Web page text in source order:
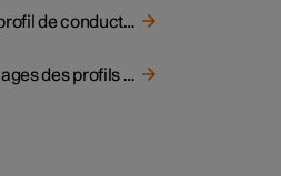
Sélectionner un profil de conducteur
Initialiser les réglages des profils de conducteur